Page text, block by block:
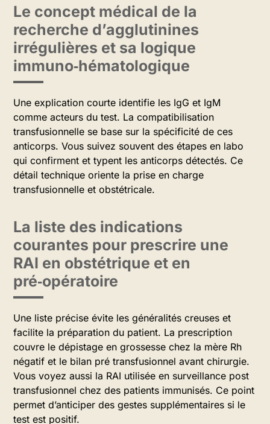
Le concept médical de la
recherche d’agglutinines
irrégulières et sa logique
immuno‑hématologique
Une explication courte identifie les IgG et IgM
comme acteurs du test. La compatibilisation
transfusionnelle se base sur la spécificité de ces
anticorps. Vous suivez souvent des étapes en labo
qui confirment et typent les anticorps détectés. Ce
détail technique oriente la prise en charge
transfusionnelle et obstétricale.
La liste des indications
courantes pour prescrire une
RAI en obstétrique et en
pré‑opératoire
Une liste précise évite les généralités creuses et
facilite la préparation du patient. La prescription
couvre le dépistage en grossesse chez la mère Rh
négatif et le bilan pré transfusionnel avant chirurgie.
Vous voyez aussi la RAI utilisée en surveillance post
transfusionnel chez des patients immunisés. Ce point
permet d’anticiper des gestes supplémentaires si le
test est positif.